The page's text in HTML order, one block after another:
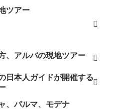
ツアー
、アルバの現地ツアー
日本人ガイドが開催する
、パルマ、モデナ